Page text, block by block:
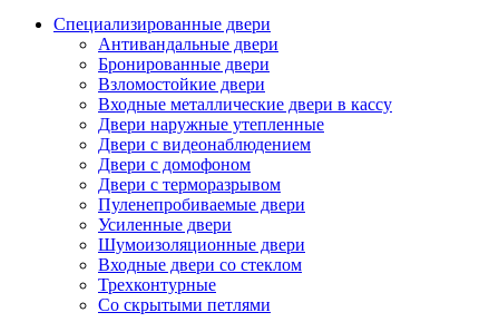
Специализированные двери
Антивандальные двери
Бронированные двери
Взломостойкие двери
Входные металлические двери в кассу
Двери наружные утепленные
Двери с видеонаблюдением
Двери с домофоном
Двери с терморазрывом
Пуленепробиваемые двери
Усиленные двери
Шумоизоляционные двери
Входные двери со стеклом
Трехконтурные
Со скрытыми петлями